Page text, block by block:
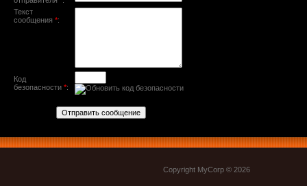
Текст
сообщения *:
Код
безопасности *:
Copyright MyCorp © 2026